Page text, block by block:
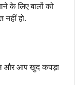
के लिए बालों को
हो.
और आप खुद कपड़ा